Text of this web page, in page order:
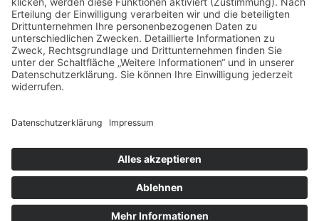
Posted InTechnik
TaggedAutomatisch|günstig|Helfer|Künstliche Intelligenz|
Roboter| Saugroboter|Staubsauger
Handwerk suchen